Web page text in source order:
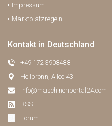
Impressum
Marktplatzregeln
Kontakt in Deutschland
+49 172 3908488
Heilbronn, Allee 43
info@maschinenportal24.сom
RSS
Forum